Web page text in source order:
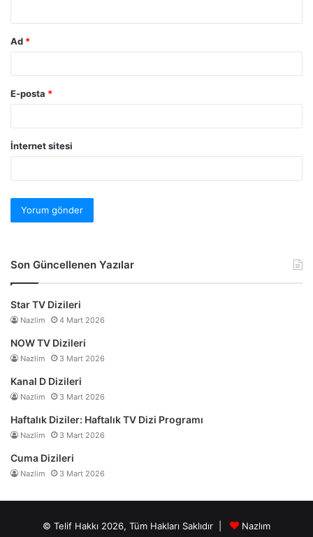
Ad *
E-posta *
İnternet sitesi
Son Güncellenen Yazılar
Star TV Dizileri
Nazlim 4 Mart 2026
NOW TV Dizileri
Nazlim 3 Mart 2026
Kanal D Dizileri
Nazlim 3 Mart 2026
Haftalık Diziler: Haftalık TV Dizi Programı
Nazlim 3 Mart 2026
Cuma Dizileri
Nazlim 3 Mart 2026
© Telif Hakkı 2026, Tüm Hakları Saklıdır | Nazlım